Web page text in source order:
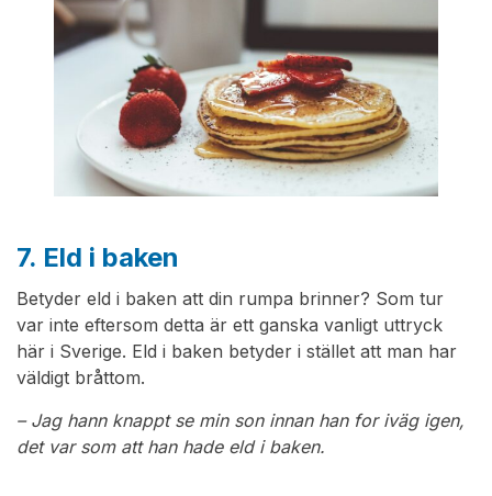
7. Eld i baken
Betyder eld i baken att din rumpa brinner? Som tur
var inte eftersom detta är ett ganska vanligt uttryck
här i Sverige. Eld i baken betyder i stället att man har
väldigt bråttom.
– Jag hann knappt se min son innan han for iväg igen,
det var som att han hade eld i baken.